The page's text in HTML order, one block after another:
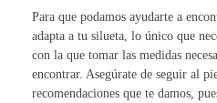
Para que podamos ayudarte a
adapta a tu silueta, lo único que
con la que tomar las medidas
encontrar. Asegúrate de seguir al
recomendaciones que te damos,